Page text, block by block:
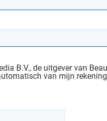
B.V., de uitgever van
van mijn